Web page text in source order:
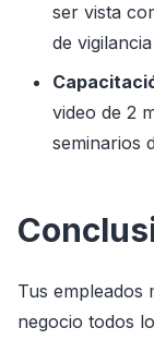
ser vista
de
video de 2
seminarios
Tus empleados
negocio todos